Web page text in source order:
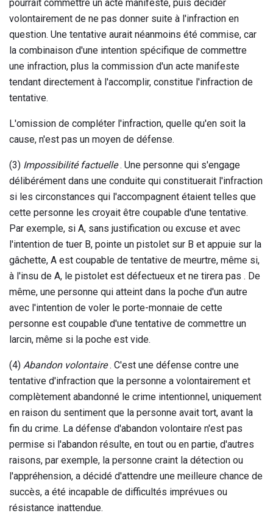
pourrait commettre un acte manifeste, puis décider
volontairement de ne pas donner suite à l'infraction en
question. Une tentative aurait néanmoins été commise, car
la combinaison d'une intention spécifique de commettre
une infraction, plus la commission d'un acte manifeste
tendant directement à l'accomplir, constitue l'infraction de
tentative.
L'omission de compléter l'infraction, quelle qu'en soit la
cause, n'est pas un moyen de défense.
(3) Impossibilité factuelle. Une personne qui s'engage
délibérément dans une conduite qui constituerait l'infraction
si les circonstances qui l'accompagnent étaient telles que
cette personne les croyait être coupable d'une tentative.
Par exemple, si A, sans justification ou excuse et avec
l'intention de tuer B, pointe un pistolet sur B et appuie sur la
gâchette, A est coupable de tentative de meurtre, même si,
à l'insu de A, le pistolet est défectueux et ne tirera pas . De
même, une personne qui atteint dans la poche d'un autre
avec l'intention de voler le porte-monnaie de cette
personne est coupable d'une tentative de commettre un
larcin, même si la poche est vide.
(4) Abandon volontaire. C'est une défense contre une
tentative d'infraction que la personne a volontairement et
complètement abandonné le crime intentionnel, uniquement
en raison du sentiment que la personne avait tort, avant la
fin du crime. La défense d'abandon volontaire n'est pas
permise si l'abandon résulte, en tout ou en partie, d'autres
raisons, par exemple, la personne craint la détection ou
l'appréhension, a décidé d'attendre une meilleure chance de
succès, a été incapable de difficultés imprévues ou
résistance inattendue.